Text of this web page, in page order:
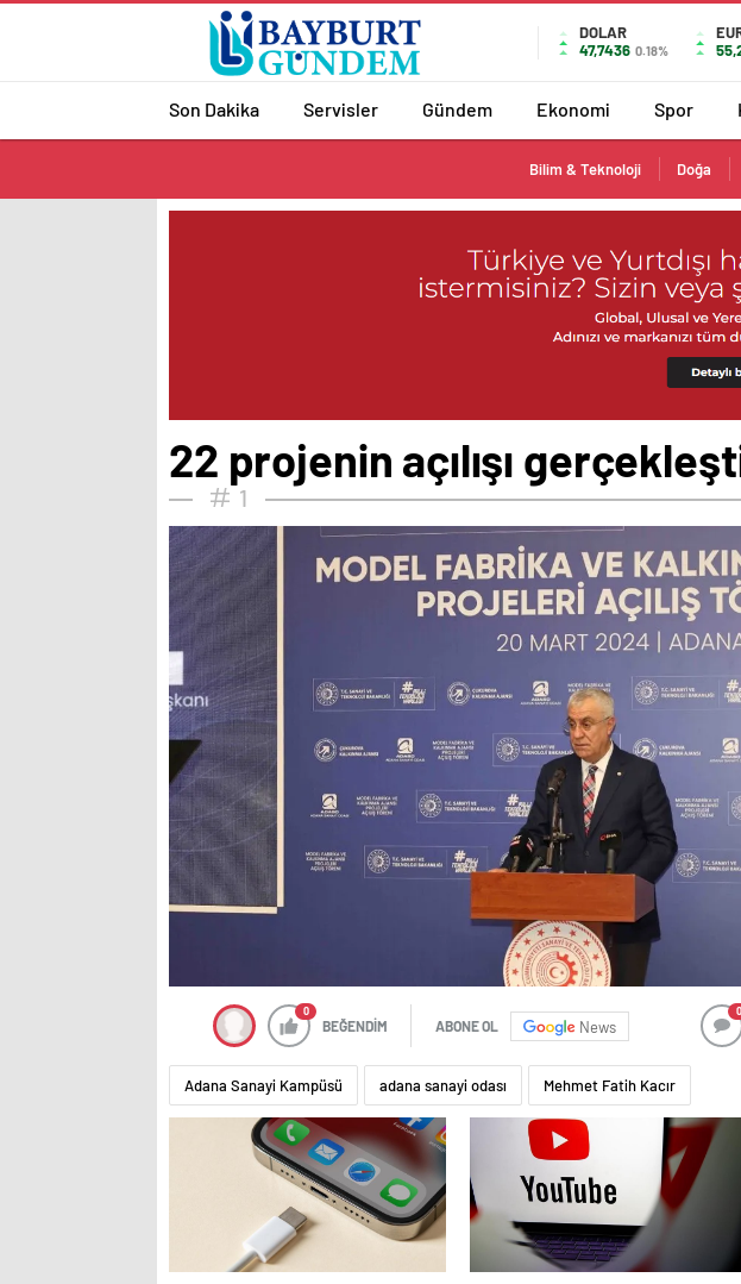
DOLAR
47,7436 0.18%
Son Dakika Servisler Gündem Ekonomi Spor
Bilim & Teknoloji Doğa
22 projenin açılışı
1
0
BEĞENDİM ABONE OL News
0
Adana Sanayi Kampüsü adana sanayi odası Mehmet Fatih Kacır